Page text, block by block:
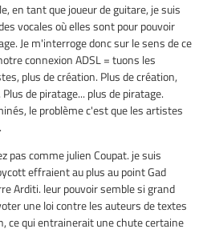
en tant que joueur de guitare, je suis
vocales où elles sont pour pouvoir
Je m'interroge donc sur le sens de ce
connexion ADSL = tuons les
plus de création. Plus de création,
de piratage... plus de piratage.
le problème c'est que les artistes
comme julien Coupat. je suis
effraient au plus au point Gad
Arditi. leur pouvoir semble si grand
une loi contre les auteurs de textes
ce qui entrainerait une chute certaine